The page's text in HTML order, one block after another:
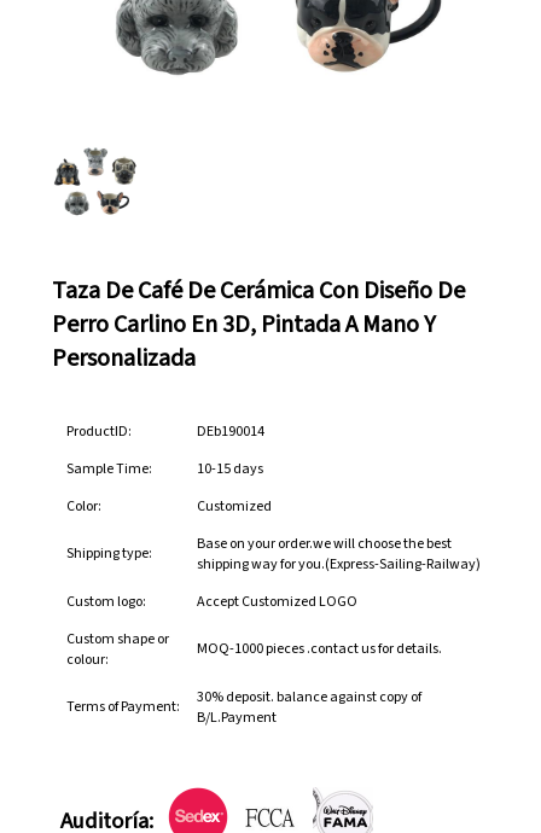
Taza De Café De Cerámica Con Diseño De
Perro Carlino En 3D, Pintada A Mano Y
Personalizada
ProductID:
DEb190014
Sample Time:
10-15 days
Color:
Customized
Shipping type:
Base on your order.we will choose the best
shipping way for you.(Express-Sailing-Railway)
Custom logo:
Accept Customized LOGO
Custom shape or
colour:
MOQ-1000 pieces .contact us for details.
Terms of Payment:
30% deposit. balance against copy of
B/L.Payment
Auditoría: